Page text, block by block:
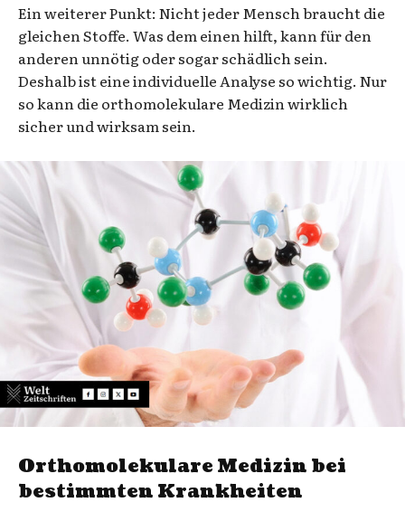
Ein weiterer Punkt: Nicht jeder Mensch braucht die
gleichen Stoffe. Was dem einen hilft, kann für den
anderen unnötig oder sogar schädlich sein.
Deshalb ist eine individuelle Analyse so wichtig. Nur
so kann die orthomolekulare Medizin wirklich
sicher und wirksam sein.
Orthomolekulare Medizin bei
bestimmten Krankheiten